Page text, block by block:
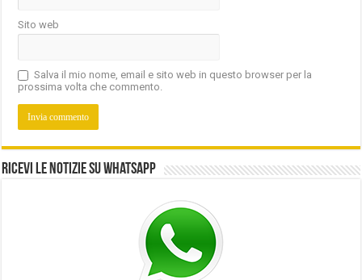
Sito web
Salva il mio nome, email e sito web in questo browser per la
prossima volta che commento.
Ricevi le notizie su Whatsapp